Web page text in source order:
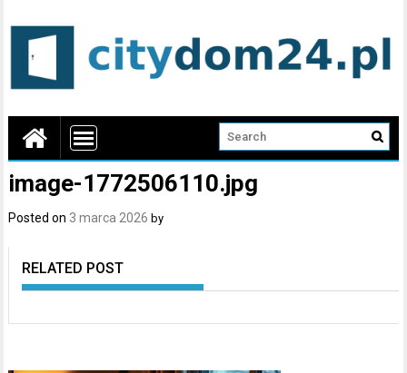
image-1772506110.jpg
Posted on 3 marca 2026 by
RELATED POST